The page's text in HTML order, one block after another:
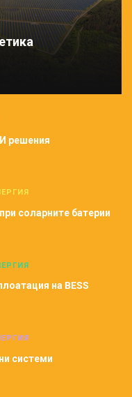
решения
соларните батерии
на BESS
системи